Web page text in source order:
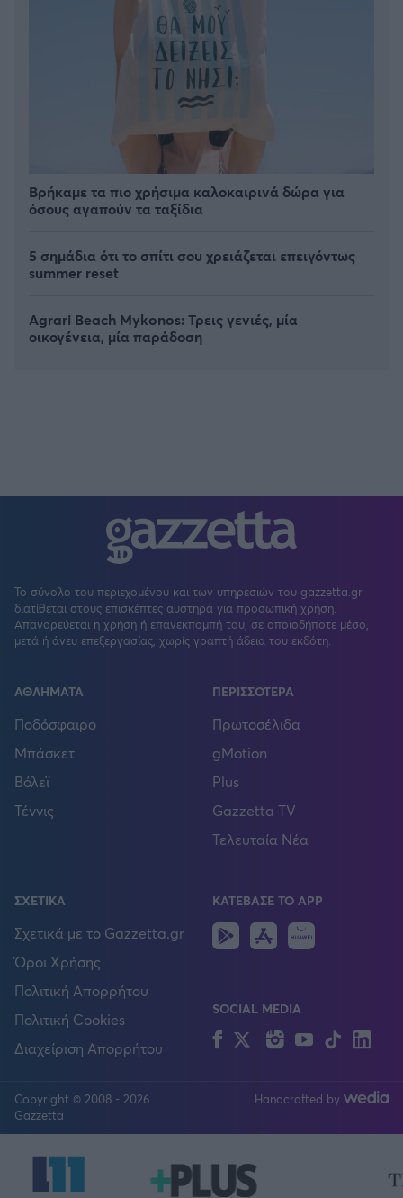
Βρήκαμε τα πιο χρήσιμα καλοκαιρινά δώρα για
όσους αγαπούν τα ταξίδια
5 σημάδια ότι το σπίτι σου χρειάζεται επειγόντως
summer reset
Agrari Beach Mykonos: Τρεις γενιές, μία
οικογένεια, μία παράδοση
Το σύνολο του περιεχομένου και των υπηρεσιών του gazzetta.gr
διατίθεται στους επισκέπτες αυστηρά για προσωπική χρήση.
Απαγορεύεται η χρήση ή επανεκπομπή του, σε οποιοδήποτε μέσο,
μετά ή άνευ επεξεργασίας, χωρίς γραπτή άδεια του εκδότη.
ΑΘΛΗΜΑΤΑ
Ποδόσφαιρο
Μπάσκετ
Βόλεϊ
Τέννις
ΠΕΡΙΣΣΟΤΕΡΑ
Πρωτοσέλιδα
gMotion
Plus
Gazzetta TV
Τελευταία Νέα
ΣΧΕΤΙΚΑ
Σχετικά με το Gazzetta.gr
Όροι Χρήσης
Πολιτική Απορρήτου
Πολιτική Cookies
Διαχείριση Απορρήτου
ΚΑΤΕΒΑΣΕ ΤΟ APP
Android
IOS
SOCIAL MEDIA
FacebookTwitterInstagram
YouTubeTikTok
Copyright © 2008 - 2026
Gazzetta
Handcrafted by